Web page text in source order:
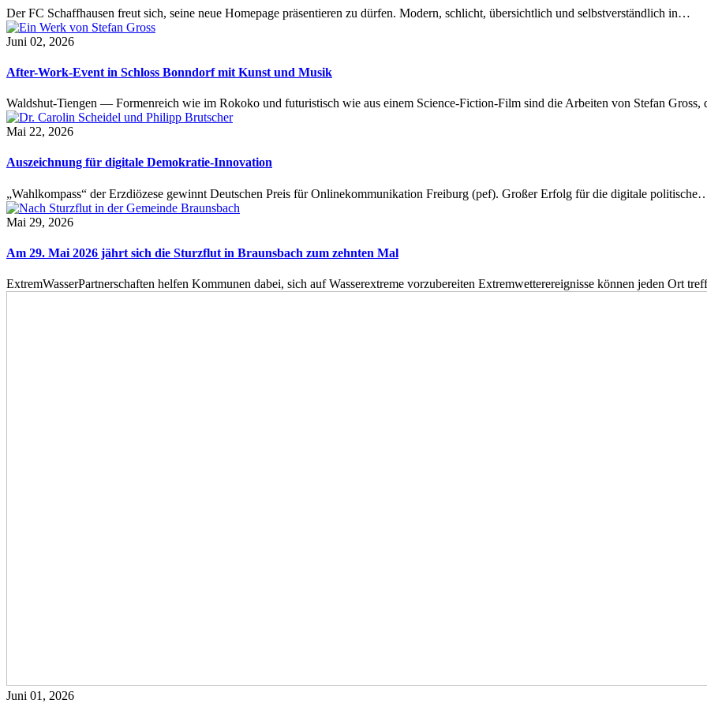
Der FC Schaffhausen freut sich, seine neue Homepage präsentieren zu dürfen. Modern, schlicht, übersichtlich und selbstverständlich in…
Juni 02, 2026
After-Work-Event in Schloss Bonndorf mit Kunst und Musik
Waldshut-Tiengen — Formenreich wie im Rokoko und futuristisch wie aus einem Science-Fiction-Film sind die Arbeiten von Stefan
Mai 22, 2026
Auszeichnung für digitale Demokratie-Innovation
„Wahlkompass“ der Erzdiözese gewinnt Deutschen Preis für Onlinekommunikation Freiburg (pef). Großer Erfolg für die digitale
Mai 29, 2026
Am 29. Mai 2026 jährt sich die Sturzflut in Braunsbach zum zehnten Mal
ExtremWasserPartnerschaften helfen Kommunen dabei, sich auf Wasserextreme vorzubereiten Extremwetterereignisse können jeden Ort
Juni 01, 2026